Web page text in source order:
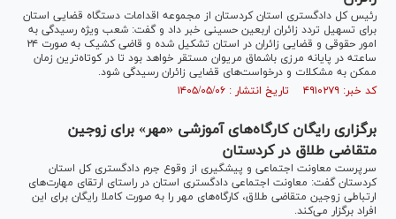
رئیس کل دادگستری استان کردستان از مجموعه اقدامات دستگاه قضایی استان
برای تسهیل تردد زائران اربعین حسینی خبر داد و گفت: شعب ویژه رسیدگی به
امور حقوقی و قضایی زائران در استان تشکیل شده و قاضی کشیک به صورت ۲۴
ساعته در پایانه مرزی باشماق مریوان مستقر خواهد بود تا در کوتاه‌ترین زمان
ممکن به مشکلات و درخواست‌های قضایی زائران رسیدگی شود.
کد خبر: ۴۹۱۰۲۷۹ تاریخ انتشار : ۱۴۰۵/۰۵/۰۶
برگزاری رایگان کارگاه‌های آموزشی «مهر» برای زوجین
متقاضی طلاق در کردستان
سرپرست معاونت اجتماعی و پیشگیری از وقوع جرم دادگستری کل استان
کردستان گفت: معاونت اجتماعی دادگستری استان در راستای ارتقای مهارت‌های
ارتباطی زوجین متقاضی طلاق، کارگاه‌های مهر را به صورت کاملا رایگان برای این
افراد برگزار می‌کند.